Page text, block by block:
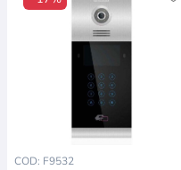
COD: F9532